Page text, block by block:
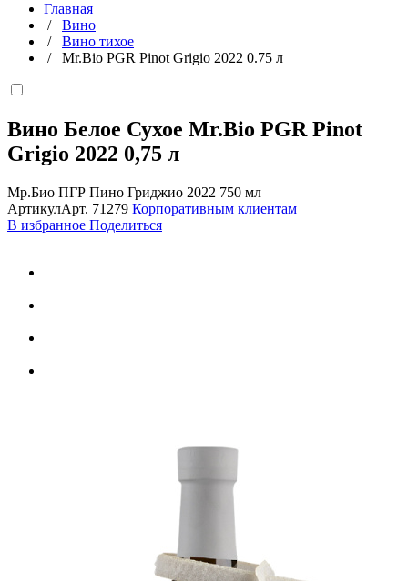
Главная
/ Вино
/ Вино тихое
/ Mr.Bio PGR Pinot Grigio 2022 0.75 л
Вино Белое Сухое Mr.Bio PGR Pinot
Grigio 2022 0,75 л
Мр.Био ПГР Пино Гриджио 2022 750 мл
АртикулАрт. 71279 Корпоративным клиентам
В избранное Поделиться